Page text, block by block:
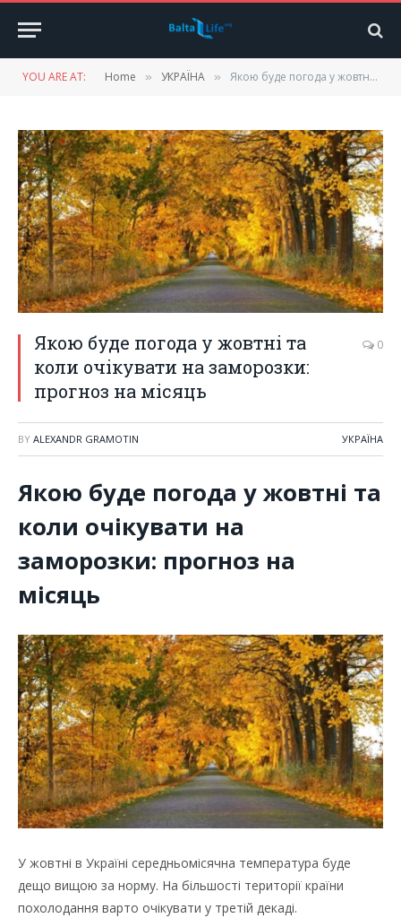
YOU ARE AT: Home » УКРАЇНА » Якою буде погода у жовтні та коли очікувати на заморозки: прогноз на місяць
Якою буде погода у жовтні та
коли очікувати на заморозки:
прогноз на місяць
0
BY ALEXANDR GRAMOTIN УКРАЇНА
Якою буде погода у жовтні та
коли очікувати на
заморозки: прогноз на
місяць
У жовтні в Україні середньомісячна температура буде
дещо вищою за норму. На більшості території країни
похолодання варто очікувати у третій декаді.